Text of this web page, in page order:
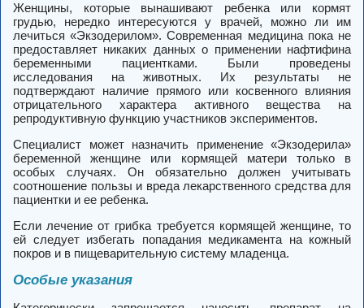
Женщины, которые вынашивают ребенка или кормят
грудью, нередко интересуются у врачей, можно ли им
лечиться «Экзодерилом». Современная медицина пока не
предоставляет никаких данных о применении нафтифина
беременными пациентками. Были проведены
исследования на животных. Их результаты не
подтверждают наличие прямого или косвенного влияния
отрицательного характера активного вещества на
репродуктивную функцию участников экспериментов.
Специалист может назначить применение «Экзодерила»
беременной женщине или кормящей матери только в
особых случаях. Он обязательно должен учитывать
соотношение пользы и вреда лекарственного средства для
пациентки и ее ребенка.
Если лечение от грибка требуется кормящей женщине, то
ей следует избегать попадания медикамента на кожный
покров и в пищеварительную систему младенца.
Особые указания